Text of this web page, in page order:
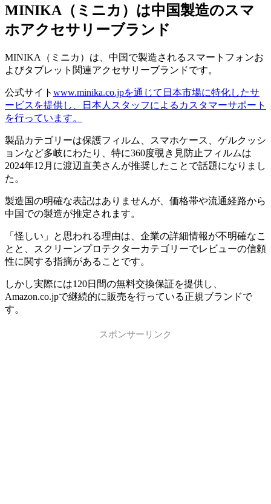
MINIKA（ミニカ）は中国製造のスマ
ホアクセサリーブランド
MINIKA（ミニカ）は、中国で製造されるスマートフォンお
よびタブレット関連アクセサリーブランドです。
公式サイト www.minika.co.jpを通じて日本市場に特化したサ
ービスを提供し、日本人スタッフによるカスタマーサポート
を行っています。
製品カテゴリーは保護フィルム、スマホケース、ゲルクッシ
ョンなど多岐にわたり、特に360度覗き見防止フィルムは
2024年12月に渡辺直美さんが推奨したことで話題になりまし
た。
製造国の明確な表記はありませんが、価格帯や流通経路から
中国での製造が推定されます。
「怪しい」と思われる理由は、企業の詳細情報が不明確なこ
とと、スクリーンプロテクターカテゴリーでレビューの信頼
性に関する指摘があることです。
しかし実際には120日間の無料交換保証を提供し、
Amazon.co.jpで継続的に販売を行っている正規ブランドで
す。
スポンサーリンク